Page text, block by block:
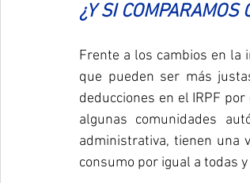
¿Y SI COMPARAMOS
Frente a los cambios en la
que pueden ser más
deducciones en el IRPF
algunas comunidades
administrativa, tienen una
consumo por igual a todas